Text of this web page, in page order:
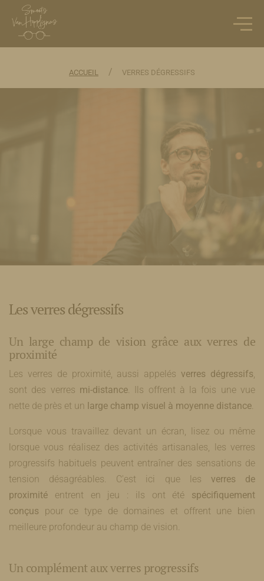
ACCUEIL / VERRES DÉGRESSIFS
Les verres dégressifs
Un large champ de vision grâce aux verres de
proximité
Les verres de proximité, aussi appelésverres dégressifs,
sont des verres mi-distance. Ils offrent à la fois une vue
nette de près et un large champ visuel à moyenne distance.
Lorsque vous travaillez devant un écran, lisez ou même
lorsque vous réalisez des activités artisanales, les verres
progressifs habituels peuvent entraîner des sensations de
tension désagréables. C'est ici que les verres de
proximité entrent en jeu : ils ont été spécifiquement
conçus pour ce type de domaines et offrent une bien
meilleure profondeur au champ de vision.
Un complément aux verres progressifs